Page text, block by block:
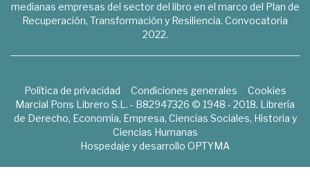
medianas empresas del sector del libro en el marco del Plan de
Recuperación, Transformación y Resiliencia. Convocatoria
2022.
Política de privacidad Condiciones generales
Cookies
Marcial Pons Librero S.L. - B82947326 © 1948 - 2018. Librería
de Derecho, Economía, Empresa, Ciencias Sociales, Historia y
Ciencias Humanas
Hospedaje y desarrollo OPTYMA